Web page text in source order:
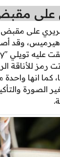
على
هيرميس، وقد
رمز للأناقة
كما انها
الصورة